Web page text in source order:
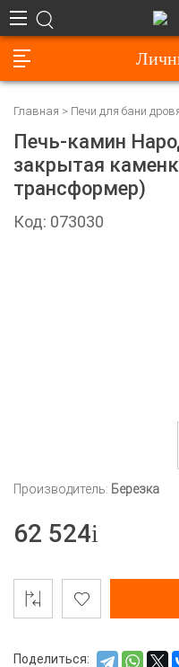
Главная Печи для бани
Печь-камин
закрытая
трансформер)
Код: 073030
Производитель: Березка
62 524
Поделиться: